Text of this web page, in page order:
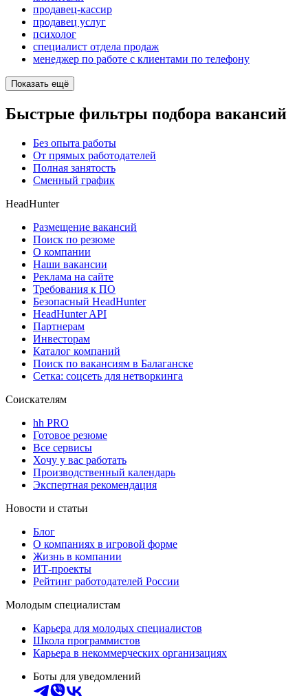
продавец-кассир
продавец услуг
психолог
специалист отдела продаж
менеджер по работе с клиентами по телефону
Показать ещё
Быстрые фильтры подбора вакансий
Без опыта работы
От прямых работодателей
Полная занятость
Сменный график
HeadHunter
Размещение вакансий
Поиск по резюме
О компании
Наши вакансии
Реклама на сайте
Требования к ПО
Безопасный HeadHunter
HeadHunter API
Партнерам
Инвесторам
Каталог компаний
Поиск по вакансиям в Балаганске
Сетка: соцсеть для нетворкинга
Соискателям
hh PRO
Готовое резюме
Все сервисы
Хочу у вас работать
Производственный календарь
Экспертная рекомендация
Новости и статьи
Блог
О компаниях в игровой форме
Жизнь в компании
ИТ-проекты
Рейтинг работодателей России
Молодым специалистам
Карьера для молодых специалистов
Школа программистов
Карьера в некоммерческих организациях
Боты для уведомлений